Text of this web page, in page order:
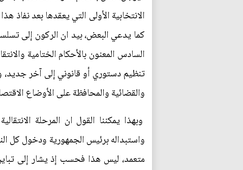
الانتخابية الأولى التي يعقدها بعد
كما يدعي البعض، بيد ان الركون إلى
السادس المعنون بالأحكام الختامية
تنظيم دستوري أو قانوني إلى آخر جديد،
والقضائية والمحافظة على الأوضاع
وبهذا يمكننا القول ان المرحلة
واستبداله برئيس الجمهورية ودخول كل
متعمد، ليس هذا فحسب إذ يشار إلى